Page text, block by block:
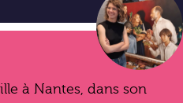
à Nantes, dans son